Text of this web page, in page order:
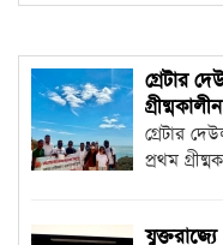
গ্রেটার
গ্রেটার
প্রথম